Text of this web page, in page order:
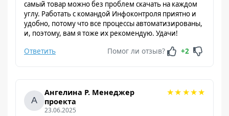
самый товар можно без проблем скачать на каждом
углу. Работать с командой Инфоконтроля приятно и
удобно, потому что все процессы автоматизированы,
и, поэтому, вам я тоже их рекомендую. Удачи!
Ответить Помог ли отзыв? +2
Ангелина Р. Менеджер
проекта
23.06.2025
★★★★★